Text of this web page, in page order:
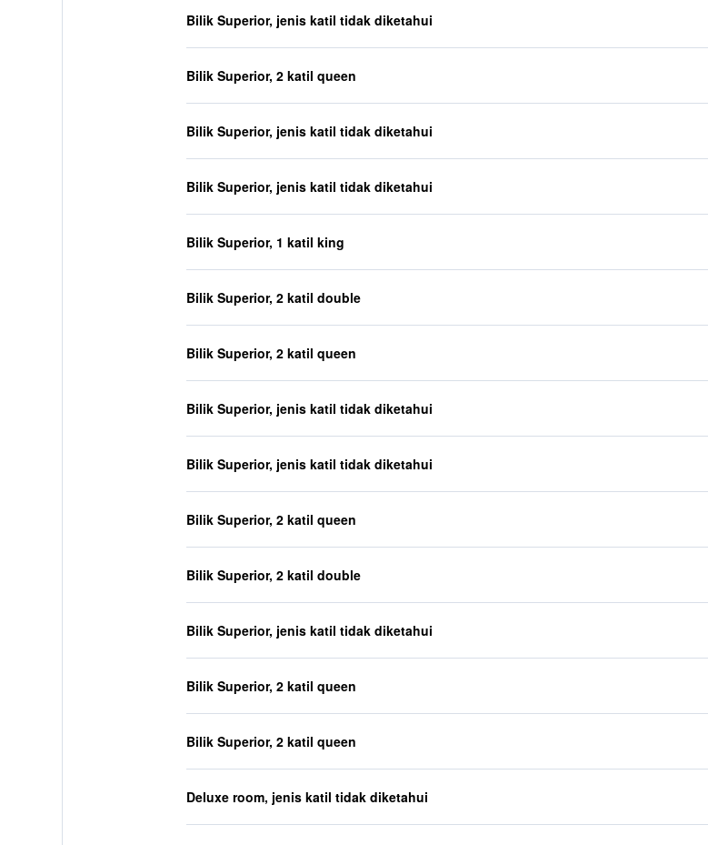
Bilik Superior, jenis katil tidak diketahui
Bilik Superior, 2 katil queen
Bilik Superior, jenis katil tidak diketahui
Bilik Superior, jenis katil tidak diketahui
Bilik Superior, 1 katil king
Bilik Superior, 2 katil double
Bilik Superior, 2 katil queen
Bilik Superior, jenis katil tidak diketahui
Bilik Superior, jenis katil tidak diketahui
Bilik Superior, 2 katil queen
Bilik Superior, 2 katil double
Bilik Superior, jenis katil tidak diketahui
Bilik Superior, 2 katil queen
Bilik Superior, 2 katil queen
Deluxe room, jenis katil tidak diketahui